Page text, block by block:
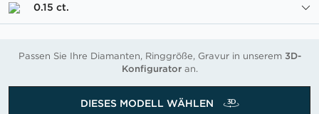
0.15 ct.
Passen Sie Ihre Diamanten, Ringgröße, Gravur in unserem 3D-
Konfiguratoran.
DIESES MODELL WÄHLEN